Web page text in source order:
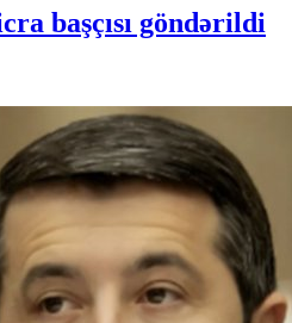
başçısı göndərildi